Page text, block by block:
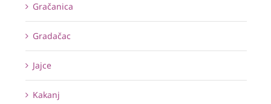
Gračanica
Gradačac
Jajce
Kakanj